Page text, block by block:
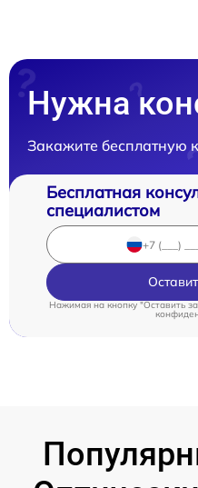
Нужна
Закажите бесплатную
Бесплатная
специалистом
Нажимая на кнопку "Оставить